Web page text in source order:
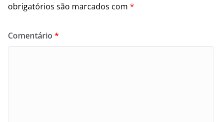
obrigatórios são marcados com *
Comentário *